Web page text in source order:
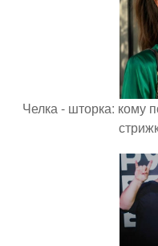
Челка - шторка: кому